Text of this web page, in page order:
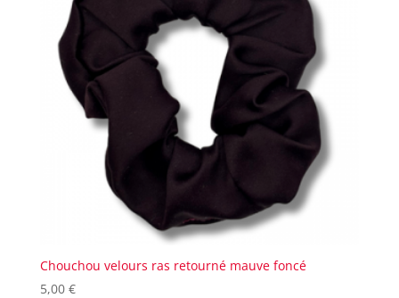
Chouchou velours ras retourné mauve foncé
5,00 €